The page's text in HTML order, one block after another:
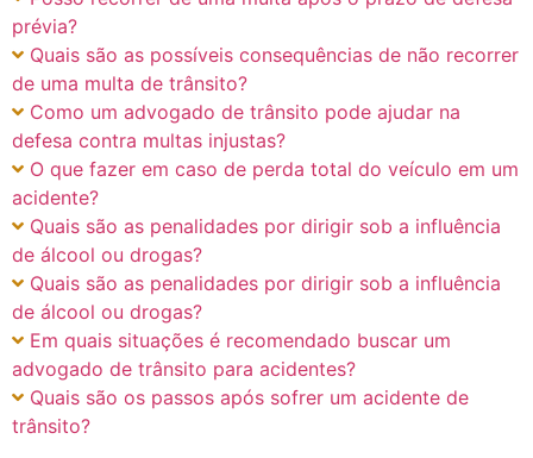
prévia?
Quais são as possíveis consequências de não recorrer
de uma multa de trânsito?
Como um advogado de trânsito pode ajudar na
defesa contra multas injustas?
O que fazer em caso de perda total do veículo em um
acidente?
Quais são as penalidades por dirigir sob a influência
de álcool ou drogas?
Quais são as penalidades por dirigir sob a influência
de álcool ou drogas?
Em quais situações é recomendado buscar um
advogado de trânsito para acidentes?
Quais são os passos após sofrer um acidente de
trânsito?